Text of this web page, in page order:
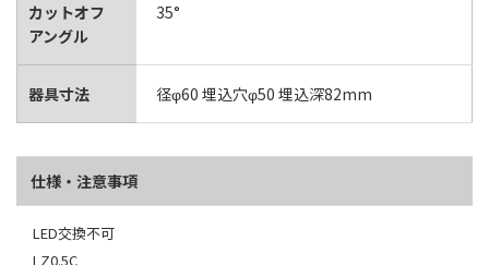
カットオフ
アングル
35°
器具寸法 径φ60 埋込穴φ50 埋込深82mm
仕様・注意事項
LED交換不可
LZ0.5C